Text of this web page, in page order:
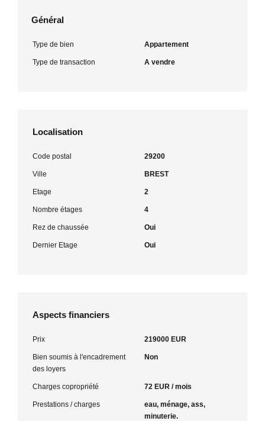
Général
Type de bien Appartement
Type de transaction A vendre
Localisation
Code postal 29200
Ville BREST
Etage 2
Nombre étages 4
Rez de chaussée Oui
Dernier Etage Oui
Aspects financiers
Prix 219000 EUR
Bien soumis à l'encadrement
des loyers
Non
Charges copropriété 72 EUR / mois
Prestations / charges
eau, ménage, ass,
minuterie.